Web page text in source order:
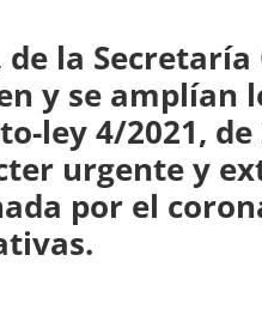
la
y se amplían
ley 4/2021,
urgente y
por el